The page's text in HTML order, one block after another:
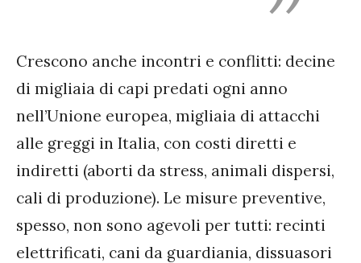
Crescono anche incontri e conflitti: decine
di migliaia di capi predati ogni anno
nell’Unione europea, migliaia di attacchi
alle greggi in Italia, con costi diretti e
indiretti (aborti da stress, animali dispersi,
cali di produzione). Le misure preventive,
spesso, non sono agevoli per tutti: recinti
elettrificati, cani da guardiania, dissuasori